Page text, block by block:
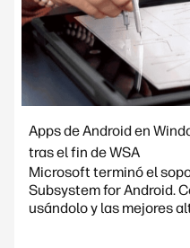
Apps de Android en
tras el fin de WSA
Microsoft terminó el
Subsystem for Android.
usándolo y las mejores